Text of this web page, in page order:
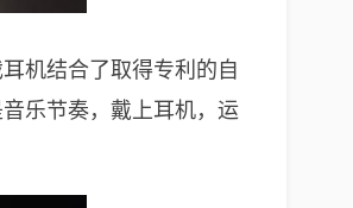
机结合了取得专利的自
乐节奏，戴上耳机，运